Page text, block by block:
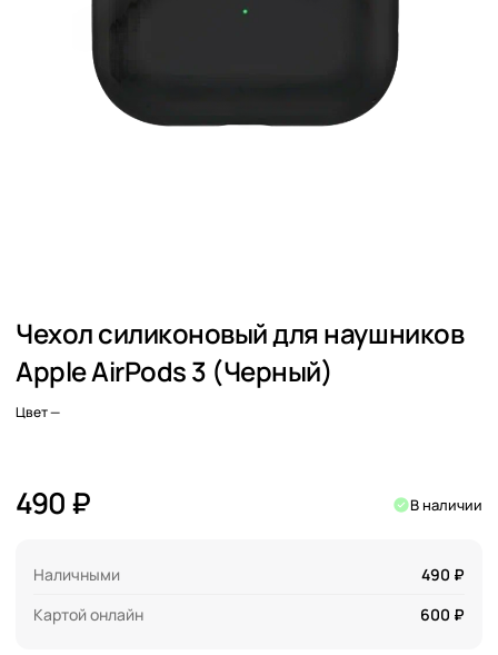
Чехол силиконовый для наушников
Apple AirPods 3 (Черный)
Цвет—
490 ₽ В наличии
Наличными
490 ₽
Картой онлайн
600 ₽